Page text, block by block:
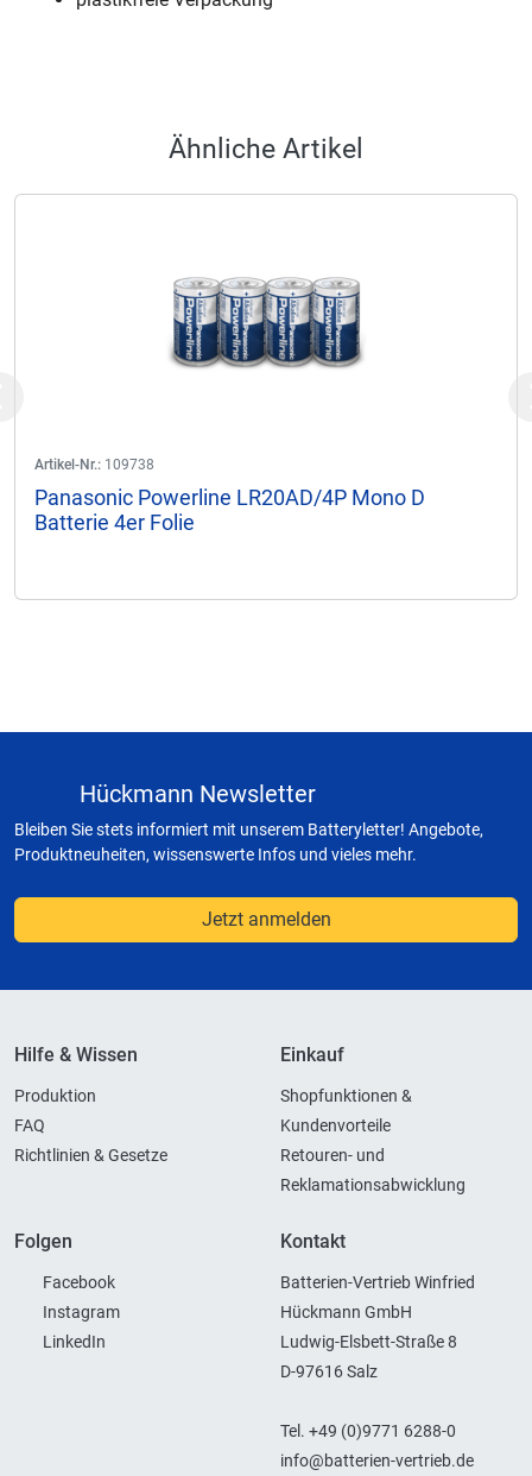
Ähnliche Artikel
Artikel-Nr.: 109738
Panasonic Powerline LR20AD/4P Mono D
Batterie 4er Folie
Hückmann Newsletter
Bleiben Sie stets informiert mit unserem Batteryletter! Angebote,
Produktneuheiten, wissenswerte Infos und vieles mehr.
Jetzt anmelden
Hilfe & Wissen
Produktion
FAQ
Richtlinien & Gesetze
Einkauf
Shopfunktionen &
Kundenvorteile
Retouren- und
Reklamationsabwicklung
Folgen
Facebook
Instagram
LinkedIn
Kontakt
Batterien-Vertrieb Winfried
Hückmann GmbH
Ludwig-Elsbett-Straße 8
D-97616 Salz
Tel. +49 (0)9771 6288-0
info@batterien-vertrieb.de